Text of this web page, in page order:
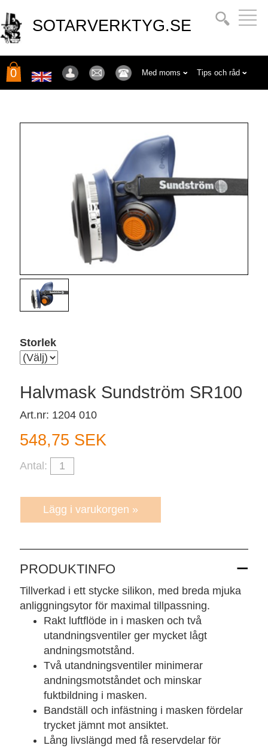
SOTARVERKTYG.SE
0 Med moms Tips och råd
Storlek
Halvmask Sundström SR100
Art.nr: 1204 010
548,75 SEK
Antal:
PRODUKTINFO
Tillverkad i ett stycke silikon, med breda mjuka
anliggningsytor för maximal tillpassning.
Rakt luftflöde in i masken och två
utandningsventiler ger mycket lågt
andningsmotstånd.
Två utandningsventiler minimerar
andningsmotståndet och minskar
fuktbildning i masken.
Bandställ och infästning i masken fördelar
trycket jämnt mot ansiktet.
Lång livslängd med få reservdelar för